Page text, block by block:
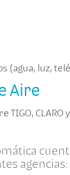
(agua, luz,
Aire
CLARO y
agencias: